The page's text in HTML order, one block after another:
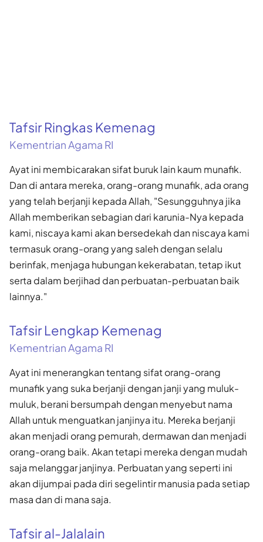
Tafsir Ringkas Kemenag
Kementrian Agama RI
Ayat ini membicarakan sifat buruk lain kaum munafik.
Dan di antara mereka, orang-orang munafik, ada orang
yang telah berjanji kepada Allah, "Sesungguhnya jika
Allah memberikan sebagian dari karunia-Nya kepada
kami, niscaya kami akan bersedekah dan niscaya kami
termasuk orang-orang yang saleh dengan selalu
berinfak, menjaga hubungan kekerabatan, tetap ikut
serta dalam berjihad dan perbuatan-perbuatan baik
lainnya."
Tafsir Lengkap Kemenag
Kementrian Agama RI
Ayat ini menerangkan tentang sifat orang-orang
munafik yang suka berjanji dengan janji yang muluk-
muluk, berani bersumpah dengan menyebut nama
Allah untuk menguatkan janjinya itu. Mereka berjanji
akan menjadi orang pemurah, dermawan dan menjadi
orang-orang baik. Akan tetapi mereka dengan mudah
saja melanggar janjinya. Perbuatan yang seperti ini
akan dijumpai pada diri segelintir manusia pada setiap
masa dan di mana saja.
Tafsir al-Jalalain